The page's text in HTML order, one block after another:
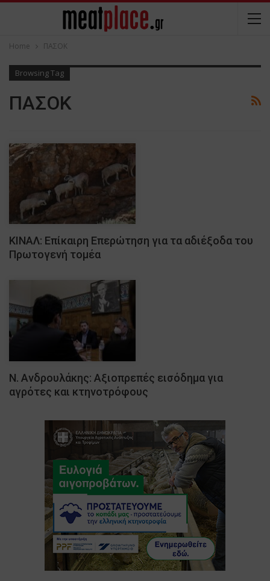
Home ΠΑΣΟΚ
Browsing Tag
ΠΑΣΟΚ
ΚΙΝΑΛ: Επίκαιρη Επερώτηση για τα αδιέξοδα του
Πρωτογενή τομέα
Ν. Ανδρουλάκης: Αξιοπρεπές εισόδημα για
αγρότες και κτηνοτρόφους